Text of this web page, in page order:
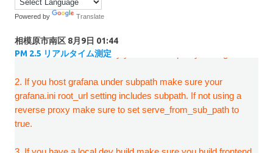
Powered by Translate
相模原市南区 8月9日 01:44
PM 2.5 リアルタイム測定